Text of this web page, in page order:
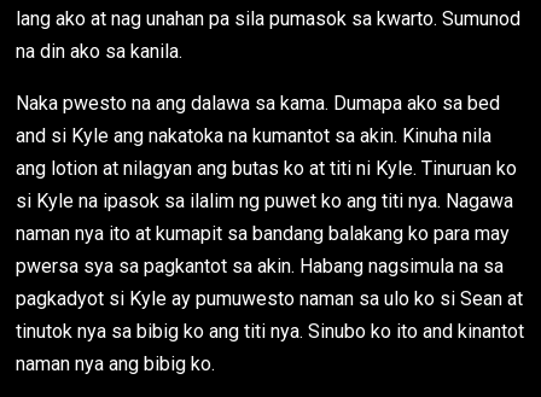
lang ako at nag unahan pa sila pumasok sa kwarto. Sumunod
na din ako sa kanila.
Naka pwesto na ang dalawa sa kama. Dumapa ako sa bed
and si Kyle ang nakatoka na kumantot sa akin. Kinuha nila
ang lotion at nilagyan ang butas ko at titi ni Kyle. Tinuruan ko
si Kyle na ipasok sa ilalim ng puwet ko ang titi nya. Nagawa
naman nya ito at kumapit sa bandang balakang ko para may
pwersa sya sa pagkantot sa akin. Habang nagsimula na sa
pagkadyot si Kyle ay pumuwesto naman sa ulo ko si Sean at
tinutok nya sa bibig ko ang titi nya. Sinubo ko ito and kinantot
naman nya ang bibig ko.